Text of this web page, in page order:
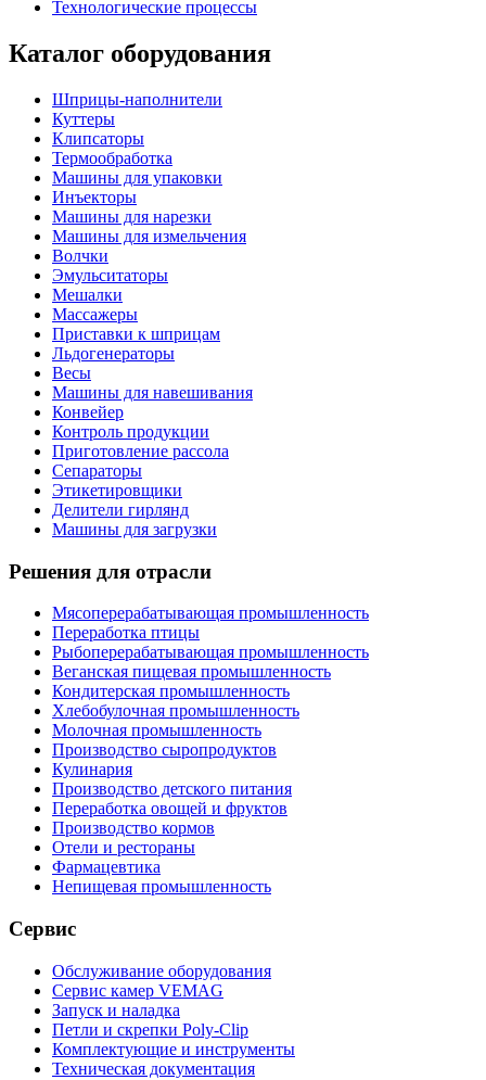
Технологические процессы
Каталог оборудования
Шприцы-наполнители
Куттеры
Клипсаторы
Термообработка
Машины для упаковки
Инъекторы
Машины для нарезки
Машины для измельчения
Волчки
Эмульситаторы
Мешалки
Массажеры
Приставки к шприцам
Льдогенераторы
Весы
Машины для навешивания
Конвейер
Контроль продукции
Приготовление рассола
Сепараторы
Этикетировщики
Делители гирлянд
Машины для загрузки
Решения для отрасли
Мясоперерабатывающая промышленность
Переработка птицы
Рыбоперерабатывающая промышленность
Веганская пищевая промышленность
Кондитерская промышленность
Хлебобулочная промышленность
Молочная промышленность
Производство сыропродуктов
Кулинария
Производство детского питания
Переработка овощей и фруктов
Производство кормов
Отели и рестораны
Фармацевтика
Непищевая промышленность
Сервис
Обслуживание оборудования
Сервис камер VEMAG
Запуск и наладка
Петли и скрепки Poly-Clip
Комплектующие и инструменты
Техническая документация